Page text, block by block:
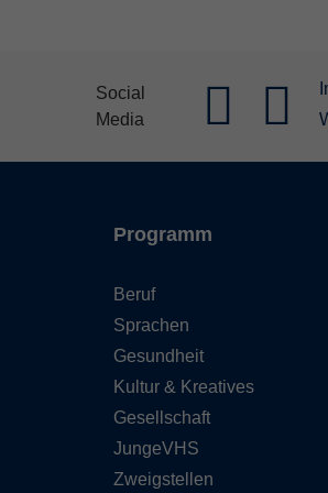
Social
Media
Programm
Beruf
Sprachen
Gesundheit
Kultur & Kreatives
Gesellschaft
JungeVHS
Zweigstellen